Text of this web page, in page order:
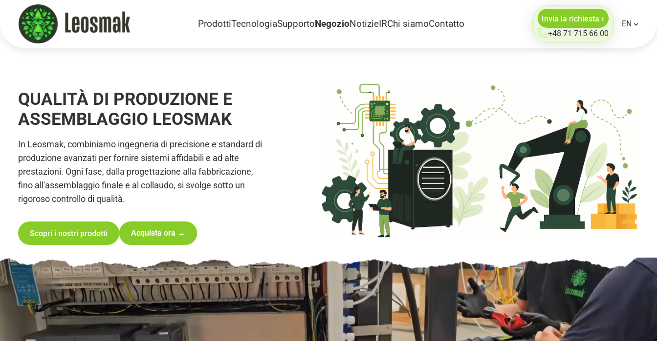
ProdottiTecnologiaSupportoNegozioNotizieIRChi siamoContatto
+48 71 715 66 00
Invia la richiesta › EN
QUALITÀ DI PRODUZIONE E
ASSEMBLAGGIO LEOSMAK
In Leosmak, combiniamo ingegneria di precisione e standard di
produzione avanzati per fornire sistemi affidabili e ad alte
prestazioni. Ogni fase, dalla progettazione alla fabbricazione,
fino all'assemblaggio finale e al collaudo, si svolge sotto un
rigoroso controllo di qualità.
Scopri i nostri prodotti Acquista ora →